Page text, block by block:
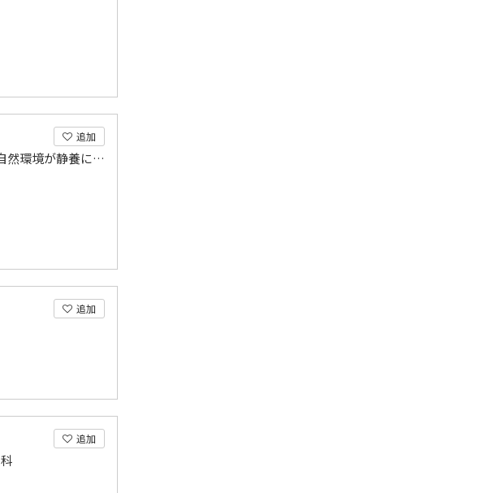
追加
千葉県木更津市にある完全療養病床 房総の温暖な自然環境が静養に最適です。
追加
追加